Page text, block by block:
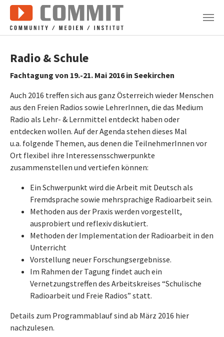
Zum Hauptinhalt springen
Radio & Schule
Fachtagung von 19.-21. Mai 2016 in Seekirchen
Auch 2016 treffen sich aus ganz Österreich wieder Menschen
aus den Freien Radios sowie LehrerInnen, die das Medium
Radio als Lehr- & Lernmittel entdeckt haben oder
entdecken wollen. Auf der Agenda stehen dieses Mal
u.a. folgende Themen, aus denen die TeilnehmerInnen vor
Ort flexibel ihre Interessensschwerpunkte
zusammenstellen und vertiefen können:
Ein Schwerpunkt wird die Arbeit mit Deutsch als
Fremdsprache sowie mehrsprachige Radioarbeit sein.
Methoden aus der Praxis werden vorgestellt,
ausprobiert und reflexiv diskutiert.
Methoden der Implementation der Radioarbeit in den
Unterricht
Vorstellung neuer Forschungsergebnisse.
Im Rahmen der Tagung findet auch ein
Vernetzungstreffen des Arbeitskreises “Schulische
Radioarbeit und Freie Radios” statt.
Details zum Programmablauf sind ab März 2016 hier
nachzulesen.